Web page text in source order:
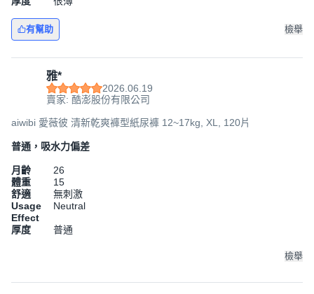
有幫助 檢舉
雅*
2026.06.19
賣家: 酷澎股份有限公司
aiwibi 愛薇彼 清新乾爽褲型紙尿褲 12~17kg, XL, 120片
普通，吸水力偏差
月齡
26
體重
15
舒適
無刺激
Usage
Effect
Neutral
厚度 普通
檢舉